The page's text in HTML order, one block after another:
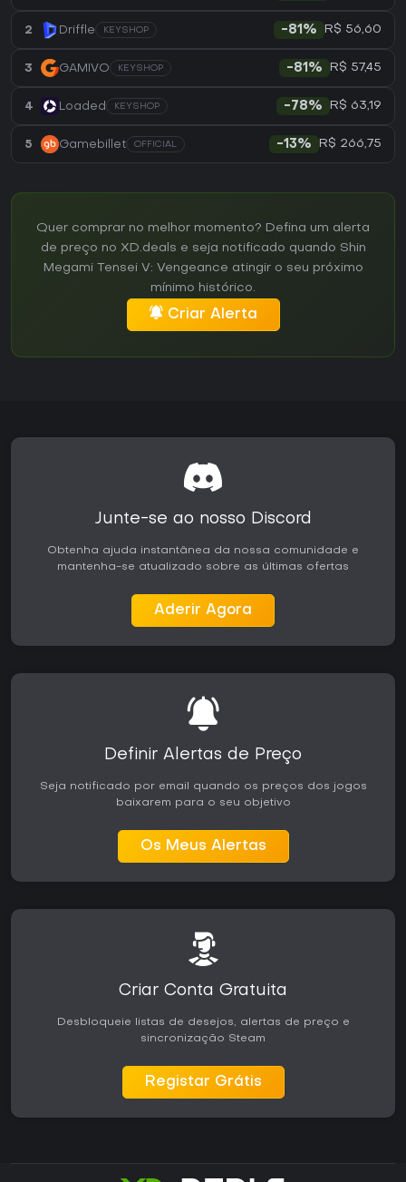
2 Driffle KEYSHOP -81% R$ 56,60
3 GAMIVO KEYSHOP -81% R$ 57,45
4 Loaded KEYSHOP -78% R$ 63,19
5 Gamebillet OFFICIAL -13% R$ 266,75
Quer comprar no melhor momento? Defina um alerta
de preço no XD.deals e seja notificado quando Shin
Megami Tensei V: Vengeance atingir o seu próximo
mínimo histórico.
Criar Alerta
Junte-se ao nosso Discord
Obtenha ajuda instantânea da nossa comunidade e
mantenha-se atualizado sobre as últimas ofertas
Aderir Agora
Definir Alertas de Preço
Seja notificado por email quando os preços dos jogos
baixarem para o seu objetivo
Os Meus Alertas
Criar Conta Gratuita
Desbloqueie listas de desejos, alertas de preço e
sincronização Steam
Registar Grátis